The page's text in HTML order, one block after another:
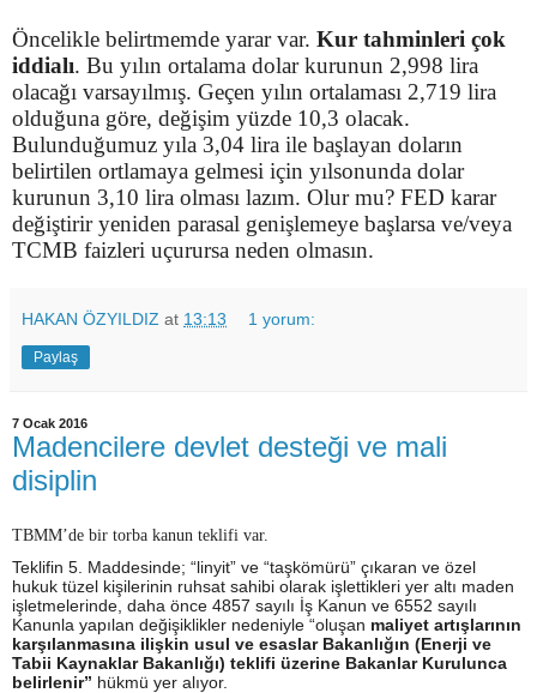
Öncelikle belirtmemde yarar var. Kur tahminleri çok
iddialı. Bu yılın ortalama dolar kurunun 2,998 lira
olacağı varsayılmış. Geçen yılın ortalaması 2,719 lira
olduğuna göre, değişim yüzde 10,3 olacak.
Bulunduğumuz yıla 3,04 lira ile başlayan doların
belirtilen ortlamaya gelmesi için yılsonunda dolar
kurunun 3,10 lira olması lazım. Olur mu? FED karar
değiştirir yeniden parasal genişlemeye başlarsa ve/veya
TCMB faizleri uçurursa neden olmasın.
HAKAN ÖZYILDIZ at 13:13 1 yorum:
Paylaş
7 Ocak 2016
Madencilere devlet desteği ve mali
disiplin
TBMM’de bir torba kanun teklifi var.
Teklifin 5. Maddesinde; “linyit” ve “taşkömürü” çıkaran ve özel
hukuk tüzel kişilerinin ruhsat sahibi olarak işlettikleri yer altı maden
işletmelerinde, daha önce 4857 sayılı İş Kanun ve 6552 sayılı
Kanunla yapılan değişiklikler nedeniyle “oluşan maliyet artışlarının
karşılanmasına ilişkin usul ve esaslar Bakanlığın (Enerji ve
Tabii Kaynaklar Bakanlığı) teklifi üzerine Bakanlar Kurulunca
belirlenir” hükmü yer alıyor.